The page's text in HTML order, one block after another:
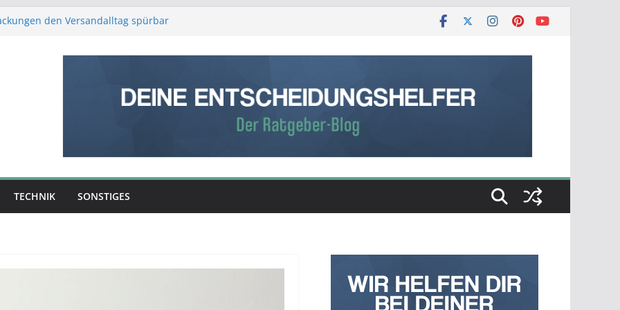
den Versandalltag spürbar
So entsteht aus Rohmaterial
Erfolg entscheidet – was Sie über
wissen sollten
TECHNIK SONSTIGES